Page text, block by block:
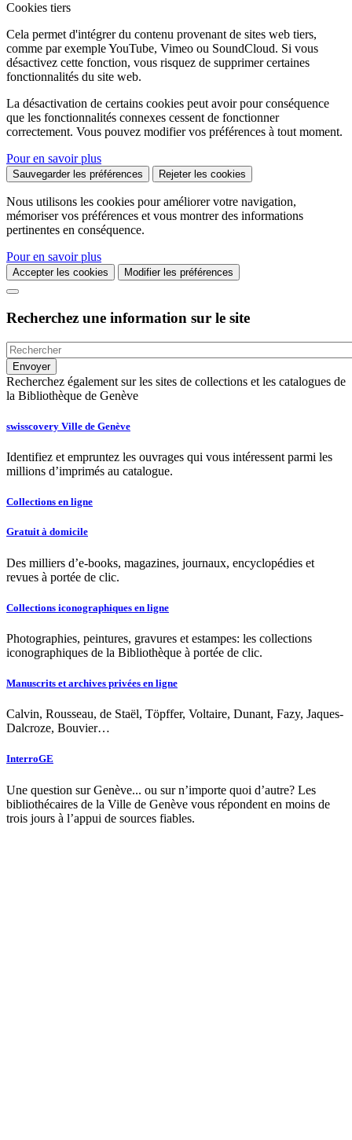
Cookies tiers
Cela permet d'intégrer du contenu provenant de sites web tiers,
comme par exemple YouTube, Vimeo ou SoundCloud. Si vous
désactivez cette fonction, vous risquez de supprimer certaines
fonctionnalités du site web.
La désactivation de certains cookies peut avoir pour conséquence
que les fonctionnalités connexes cessent de fonctionner
correctement. Vous pouvez modifier vos préférences à tout moment.
Pour en savoir plus
Sauvegarder les préférences Rejeter les cookies
Nous utilisons les cookies pour améliorer votre navigation,
mémoriser vos préférences et vous montrer des informations
pertinentes en conséquence.
Pour en savoir plus
Accepter les cookies Modifier les préférences
Recherchez une information sur le site
Recherchez également sur les sites de collections et les catalogues de
la Bibliothèque de Genève
swisscovery Ville de Genève
Identifiez et empruntez les ouvrages qui vous intéressent parmi les
millions d’imprimés au catalogue.
Collections en ligne
Gratuit à domicile
Des milliers d’e-books, magazines, journaux, encyclopédies et
revues à portée de clic.
Collections iconographiques en ligne
Photographies, peintures, gravures et estampes: les collections
iconographiques de la Bibliothèque à portée de clic.
Manuscrits et archives privées en ligne
Calvin, Rousseau, de Staël, Töpffer, Voltaire, Dunant, Fazy, Jaques-
Dalcroze, Bouvier…
InterroGE
Une question sur Genève... ou sur n’importe quoi d’autre? Les
bibliothécaires de la Ville de Genève vous répondent en moins de
trois jours à l’appui de sources fiables.